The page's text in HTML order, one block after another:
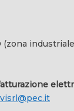
(zona